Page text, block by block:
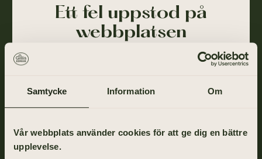
Samtycke Information Om
Vår webbplats använder cookies för att ge dig en bättre
upplevelse.
Ett fel uppstod på
webbplatsen
Ajdå! Vår webbplats stötte på ett tillfälligt fel och
rapporterat till oss och vi arbetar på att lösa det så
Gå tillbaka till startsidan om du vill fortsätta ditt
besök eller ring oss på
031-355 40 00